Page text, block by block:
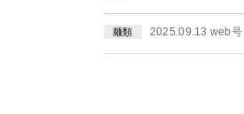
麺類 2025.09.13 web号